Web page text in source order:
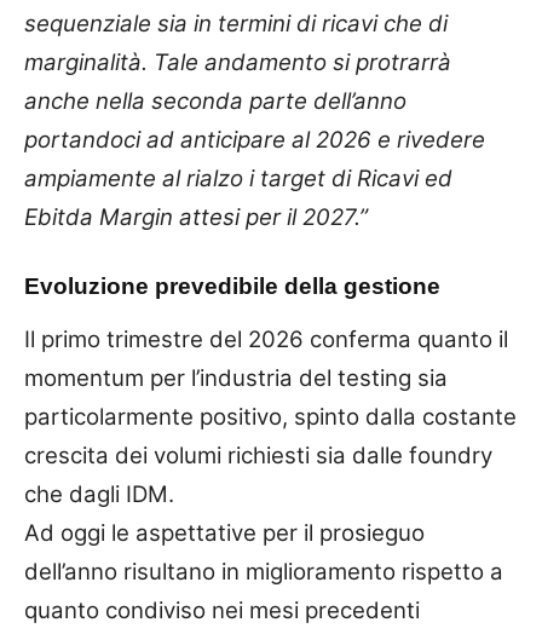
sequenziale sia in termini di ricavi che di
marginalità. Tale andamento si protrarrà
anche nella seconda parte dell’anno
portandoci ad anticipare al 2026 e rivedere
ampiamente al rialzo i target di Ricavi ed
Ebitda Margin attesi per il 2027.”
Evoluzione prevedibile della gestione
Il primo trimestre del 2026 conferma quanto il
momentum per l’industria del testing sia
particolarmente positivo, spinto dalla costante
crescita dei volumi richiesti sia dalle foundry
che dagli IDM.
Ad oggi le aspettative per il prosieguo
dell’anno risultano in miglioramento rispetto a
quanto condiviso nei mesi precedenti